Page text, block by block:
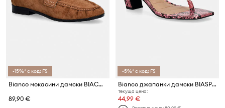
-15%* с код: FS
Bianco мокасини дамски BIACARMA
89,90 €
-5%* с код: FS
Bianco джапанки дамски BIASPICE
Текуща цена:
44,99 €